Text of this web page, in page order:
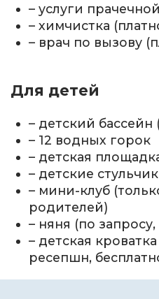
– услуги
– химчистка
– врач по вызову
Для детей
– детский
– 12 водных горок
– детская
– детские
– мини-клуб
родителей)
– няня (по запросу,
– детская
ресепшн,